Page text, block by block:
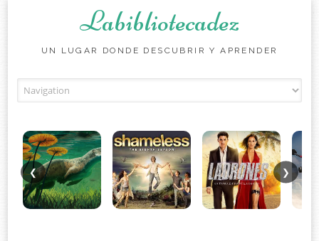
Labibliotecadez
UN LUGAR DONDE DESCUBRIR Y APRENDER
❮ ❯